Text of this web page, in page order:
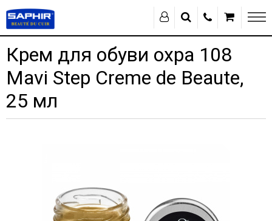
Крем для обуви охра 108
Mavi Step Creme de Beaute,
25 мл